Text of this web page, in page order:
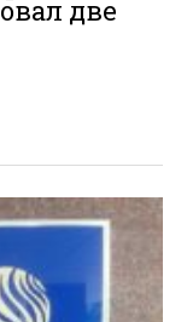
две